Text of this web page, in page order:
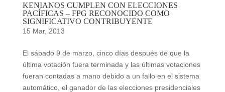
KENIANOS CUMPLEN CON ELECCIONES
PACÍFICAS – FPG RECONOCIDO COMO
SIGNIFICATIVO CONTRIBUYENTE
15 Mar, 2013
El sábado 9 de marzo, cinco días después de que la
última votación fuera terminada y las últimas votaciones
fueran contadas a mano debido a un fallo en el sistema
automático, el ganador de las elecciones presidenciales